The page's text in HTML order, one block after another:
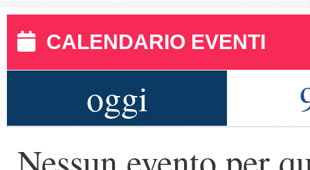
CALENDARIO EVENTI
oggi